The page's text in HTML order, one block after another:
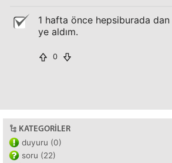
1 hafta önce hepsiburada
ye aldım.
0
KATEGORILER
duyuru (0)
soru (22)